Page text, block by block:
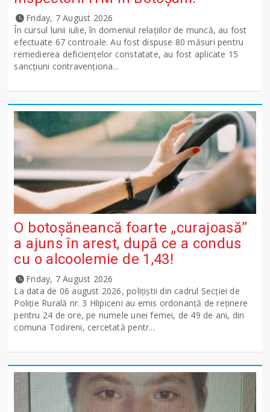
Friday, 7 August 2026
În cursul lunii iulie, în domeniul relațiilor de muncă, au fost
efectuate 67 controale. Au fost dispuse 80 măsuri pentru
remedierea deficiențelor constatate, au fost aplicate 15
sancţiuni contravenționa...
O botoșăneancă foarte „curajoasă”
a ajuns în arest, după ce a condus
cu o alcoolemie de 1,43!
Friday, 7 August 2026
La data de 06 august 2026, polițiștii din cadrul Secției de
Poliție Rurală nr. 3 Hlipiceni au emis ordonanță de reținere
pentru 24 de ore, pe numele unei femei, de 49 de ani, din
comuna Todireni, cercetată pentr...